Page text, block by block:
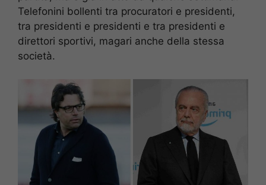
Telefonini bollenti tra procuratori e presidenti,
tra presidenti e presidenti e tra presidenti e
direttori sportivi, magari anche della stessa
società.